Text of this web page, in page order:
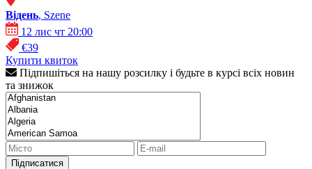
Відень, Szene
12 лис чт 20:00
€39
Купити квиток
Підпишіться на нашу розсилку і будьте в курсі всіх новин
та знижок
Підписатися